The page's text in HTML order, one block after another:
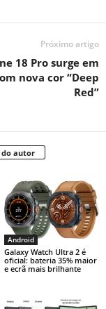
Próximo artigo
18 Pro surge em
nova cor “Deep
Red”
do autor
Android
Galaxy Watch Ultra 2 é
oficial: bateria 35% maior
e ecrã mais brilhante